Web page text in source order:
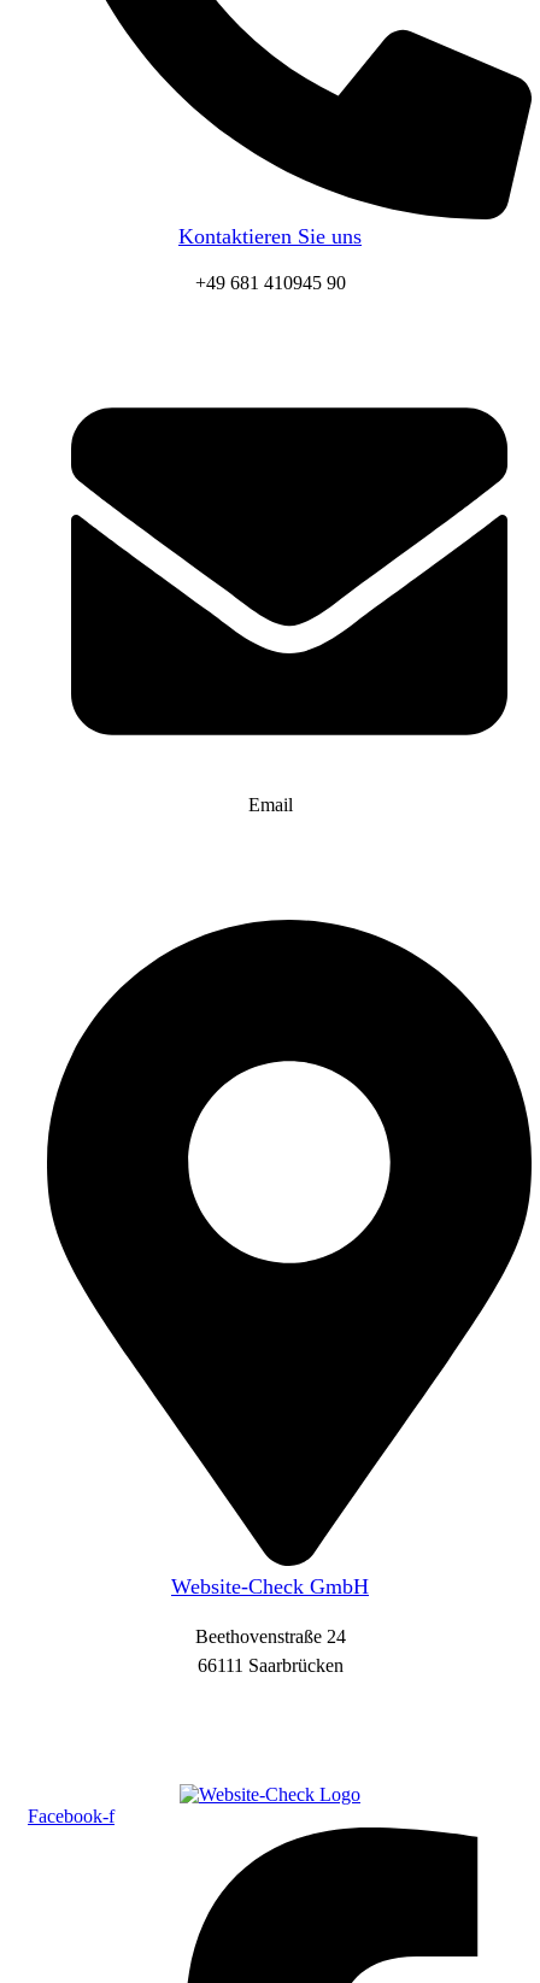
Kontaktieren Sie uns
+49 681 410945 90
Email
Website-Check GmbH
Beethovenstraße 24
66111 Saarbrücken
Facebook-f